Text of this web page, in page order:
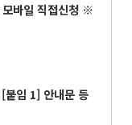
모바일 직접신청 ※
[붙임 1] 안내문 등